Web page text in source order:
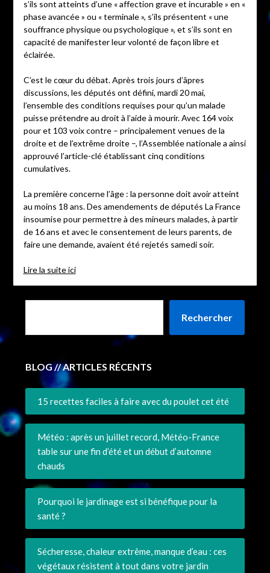
s’ils sont atteints d’une « affection grave et incurable » en «
phase avancée » ou « terminale », s’ils présentent « une
souffrance physique ou psychologique », et s’ils sont en
capacité de manifester leur volonté de façon libre et
éclairée.
C’est le cœur du débat. Après trois jours d’âpres
discussions, les députés ont défini, mardi 20 mai,
l’ensemble des conditions requises pour qu’un malade
puisse prétendre au droit à l’aide à mourir. Avec 164 voix
pour et 103 voix contre – principalement venues de la
droite et de l’extrême droite –, l’Assemblée nationale a ainsi
approuvé l’article-clé établissant cinq conditions
cumulatives.
La première concerne l’âge : la personne doit avoir atteint
au moins 18 ans. Des amendements de députés La France
insoumise pour permettre à des mineurs malades, à partir
de 16 ans et avec le consentement de leurs parents, de
faire une demande, avaient été rejetés samedi soir.
Lire la suite ici
Rechercher
BLOG // ARTICLES RÉCENTS
15 recettes faciles à faire avec du poulet cet été
Météo : après un juillet record, Météo-France
table sur une fin d’été et un début d’automne
chauds
Pourquoi le jardinage est si bénéfique pour la
santé ?
Sécheresse, chaleur extrême, manque d’eau : ces
végétaux résistent à tout dans votre jardin